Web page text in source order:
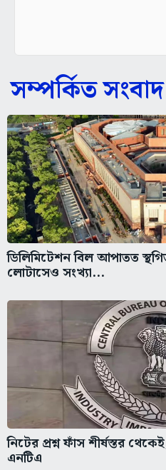
সম্পর্কিত সংবাদ
ডিলিমিটেশন বিল আপাতত
লোটাসেও সংখ্যা...
নিটের প্রশ্ন ফাঁস শীর্ষস্তর
এনটিএ